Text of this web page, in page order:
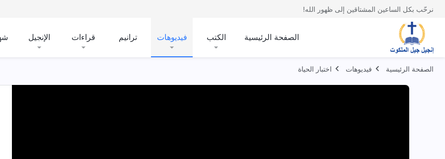
نرحّب بكل الساعين المشتاقين إلى ظهور الله!
الصفحة الرئيسية الكتب فيديوهات ترانيم قراءات الإنجيل
الصفحة الرئيسية فيديوهات اختبار الحياة